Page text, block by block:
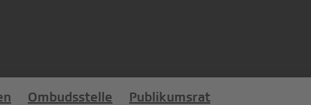
Ombudsstelle Publikumsrat